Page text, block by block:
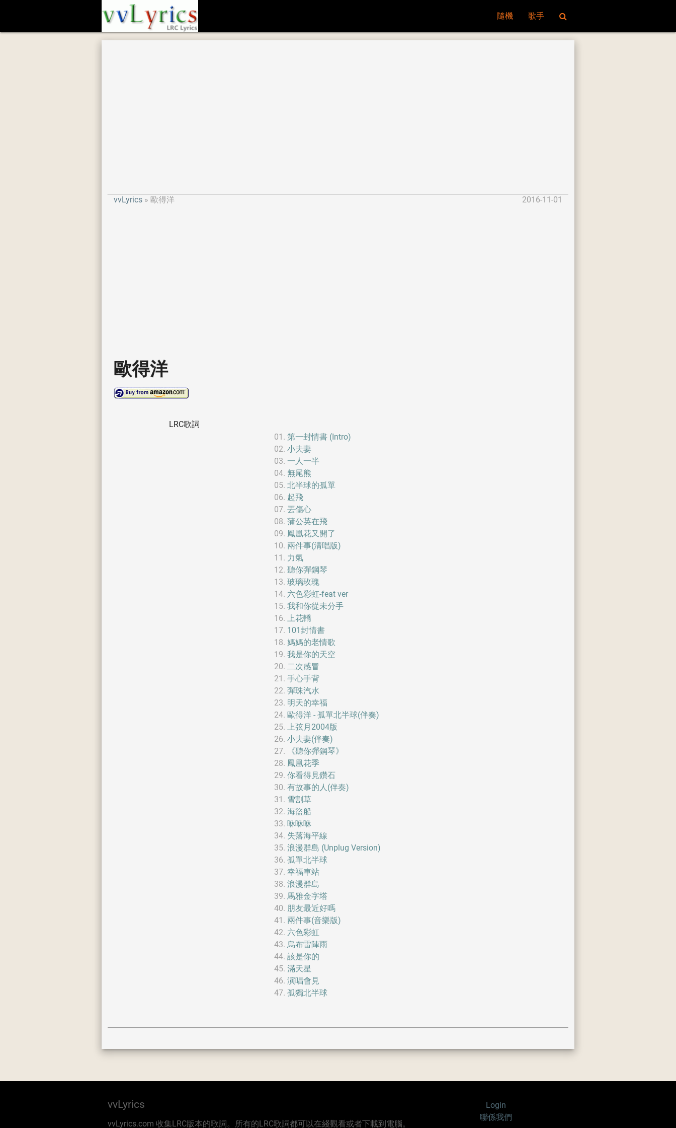
隨機 歌手
vvLyrics 歐得洋 2016-11-01
歐得洋
LRC歌詞
第一封情書 (Intro)
小夫妻
一人一半
無尾熊
北半球的孤單
起飛
丟傷心
蒲公英在飛
鳳凰花又開了
兩件事(清唱版)
力氣
聽你彈鋼琴
玻璃玫瑰
六色彩虹-feat ver
我和你從未分手
上花轎
101封情書
媽媽的老情歌
我是你的天空
二次感冒
手心手背
彈珠汽水
明天的幸福
歐得洋 - 孤單北半球(伴奏)
上弦月2004版
小夫妻(伴奏)
《聽你彈鋼琴》
鳳凰花季
你看得見鑽石
有故事的人(伴奏)
雪割草
海盜船
咻咻咻
失落海平線
浪漫群島 (Unplug Version)
孤單北半球
幸福車站
浪漫群島
馬雅金字塔
朋友最近好嗎
兩件事(音樂版)
六色彩虹
烏布雷陣雨
該是你的
滿天星
演唱會見
孤獨北半球
vvLyrics
vvLyrics.com 收集LRC版本的歌詞。所有的LRC歌詞都可以在綫觀看或者下載到電腦。
Login
聯係我們